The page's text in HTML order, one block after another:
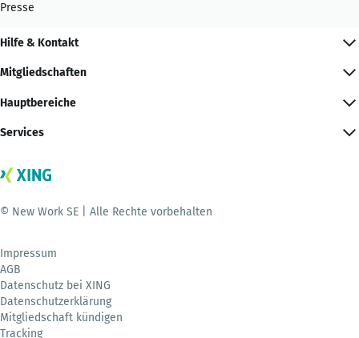
Presse
Hilfe & Kontakt
Mitgliedschaften
Hauptbereiche
Services
© New Work SE | Alle Rechte vorbehalten
Impressum
AGB
Datenschutz bei XING
Datenschutzerklärung
Mitgliedschaft kündigen
Tracking